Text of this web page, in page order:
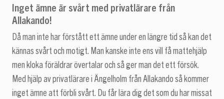
Inget ämne är svårt med privatlärare från
Allakando!
Då man inte har förstått ett ämne under en längre tid så kan det
kännas svårt och motigt. Man kanske inte ens vill få mattehjälp
men kloka föräldrar övertalar och så ger man det ett försök.
Med hjälp av privatlärare i Ängelholm från Allakando så kommer
inget ämne att förbli svårt. Du får lära dig det som du har missat